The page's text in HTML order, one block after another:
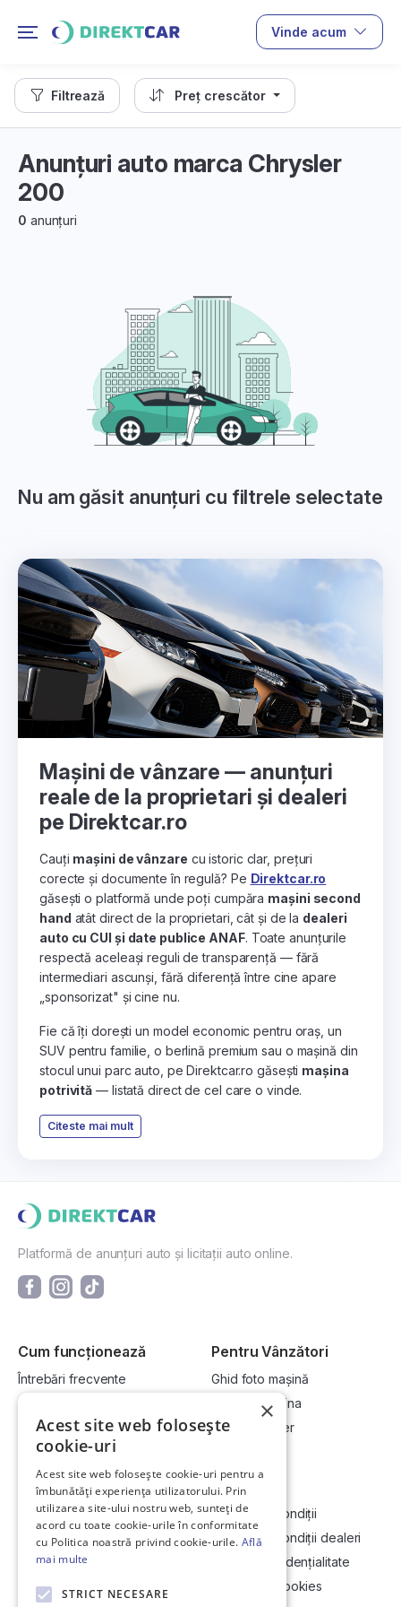
Vinde acum
Filtrează Preț crescător
Anunțuri auto marca Chrysler
200
0 anunțuri
Nu am găsit anunțuri cu filtrele selectate
Mașini de vânzare — anunțuri
reale de la proprietari și dealeri
pe Direktcar.ro
Cauți mașini de vânzare cu istoric clar, prețuri
corecte și documente în regulă? Pe Direktcar.ro
găsești o platformă unde poți cumpăra mașini second
hand atât direct de la proprietari, cât și de la dealeri
auto cu CUI și date publice ANAF. Toate anunțurile
respectă aceleași reguli de transparență — fără
intermediari ascunși, fără diferență între cine apare
„sponsorizat" și cine nu.
Fie că îți dorești un model economic pentru oraș, un
SUV pentru familie, o berlină premium sau o mașină din
stocul unui parc auto, pe Direktcar.ro găsești mașina
potrivită — listată direct de cel care o vinde.
Citeste mai mult
Platformă de anunțuri auto și licitații auto online.
Cum funcționează
Întrebări frecvente
Cum vând la licitație?
Pentru Vânzători
Ghid foto mașină
Vinde-ți mașina
Devino dealer
Link-uri utile
Informații utile vizionare
Contact
Soluționarea Online a litigiilor
ANCP
Compania
Termeni și condiții
Termeni și condiții dealeri
Politică confidențialitate
Politica de cookies
×
Acest site web folosește
cookie-uri
Acest site web folosește cookie-uri pentru a
îmbunătăți experiența utilizatorului. Prin
utilizarea site-ului nostru web, sunteți de
acord cu toate cookie-urile în conformitate
cu Politica noastră privind cookie-urile. Află
mai multe
STRICT NECESARE